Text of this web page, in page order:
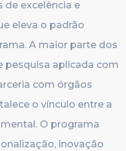
excelência e
eleva o padrão
A maior parte dos
pesquisa aplicada com
com órgãos
o vínculo entre a
O programa
inovação